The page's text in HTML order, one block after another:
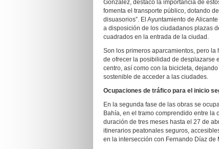
González, destacó la importancia de
fomenta el transporte público, dotando
disuasorios”. El Ayuntamiento de
a disposición de los ciudadanos plazas
cuadrados en la entrada de la ciudad.
Son los primeros aparcamientos, pero
de ofrecer la posibilidad de desplazarse
centro, así como con la bicicleta,
sostenible de acceder a las ciudades.
Ocupaciones de tráfico para el inicio
En la segunda fase de las obras se
Bahía, en el tramo comprendido entre
duración de tres meses hasta el 27 de
itinerarios peatonales seguros,
en la intersección con Fernando Díaz